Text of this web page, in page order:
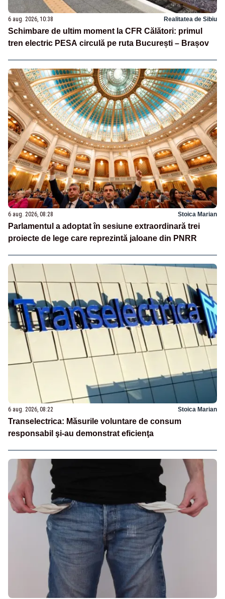
6 aug. 2026, 10:38 Realitatea de Sibiu
Schimbare de ultim moment la CFR Călători: primul
tren electric PESA circulă pe ruta București – Brașov
6 aug. 2026, 08:28 Stoica Marian
Parlamentul a adoptat în sesiune extraordinară trei
proiecte de lege care reprezintă jaloane din PNRR
6 aug. 2026, 08:22 Stoica Marian
Transelectrica: Măsurile voluntare de consum
responsabil şi-au demonstrat eficienţa